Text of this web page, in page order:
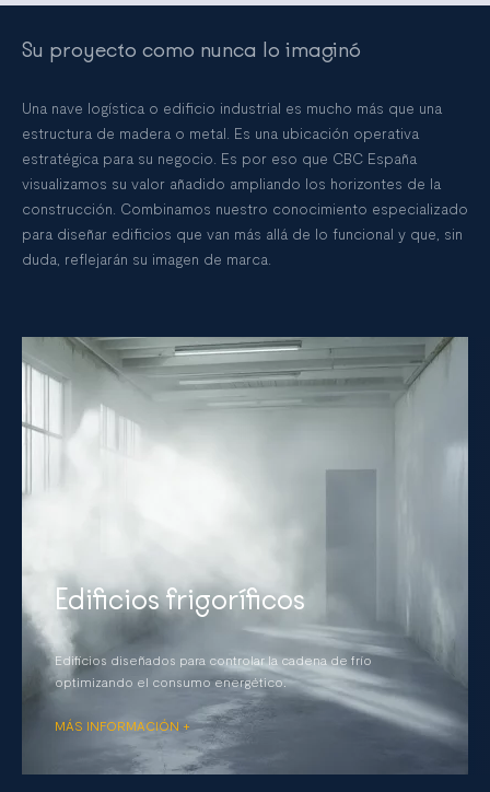
Su proyecto como nunca lo imaginó
Una nave logística o edificio industrial es mucho más que una
estructura de madera o metal. Es una ubicación operativa
estratégica para su negocio. Es por eso que CBC España
visualizamos su valor añadido ampliando los horizontes de la
construcción. Combinamos nuestro conocimiento especializado
para diseñar edificios que van más allá de lo funcional y que, sin
duda, reflejarán su imagen de marca.
Edificios frigoríficos
Edificios diseñados para controlar la cadena de frío
optimizando el consumo energético.
MÁS INFORMACIÓN +